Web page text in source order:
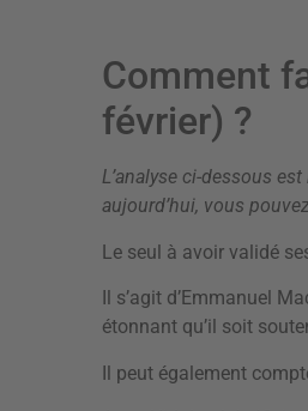
Comment
février) ?
L’analyse ci-dessous
aujourd’hui, vous
Le seul à avoir validé
Il s’agit d’Emmanuel
étonnant qu’il soit
Il peut également